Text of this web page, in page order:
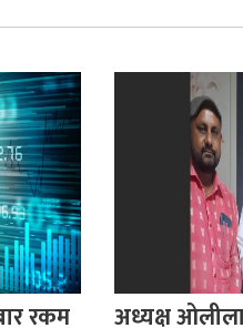
रकम अध्यक्ष